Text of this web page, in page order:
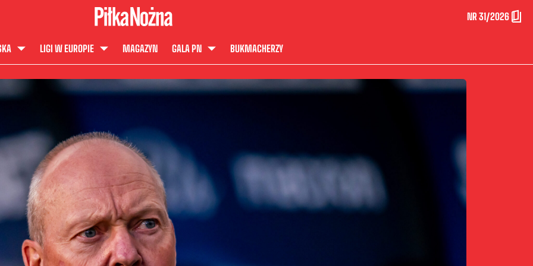
NR 31/2026
LIGI W EUROPIE MAGAZYN GALA PN BUKMACHERZY